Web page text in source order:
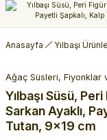
Anasayfa Yılbaşı
Ağaç Süsleri, Fiyonklar
Yılbaşı Süsü,
Sarkan Ayaklı,
Tutan, 9x19 cm